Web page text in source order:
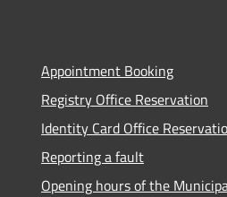
Appointment Booking
Registry Office Reservation
Identity Card Office
Reporting a fault
Opening hours of the